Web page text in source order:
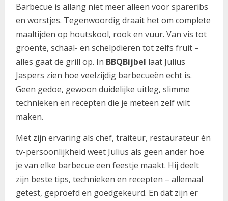
Barbecue is allang niet meer alleen voor spareribs
en worstjes. Tegenwoordig draait het om complete
maaltijden op houtskool, rook en vuur. Van vis tot
groente, schaal- en schelpdieren tot zelfs fruit –
alles gaat de grill op. In BBQBijbel laat Julius
Jaspers zien hoe veelzijdig barbecueën echt is.
Geen gedoe, gewoon duidelijke uitleg, slimme
technieken en recepten die je meteen zelf wilt
maken.
Met zijn ervaring als chef, traiteur, restaurateur én
tv-persoonlijkheid weet Julius als geen ander hoe
je van elke barbecue een feestje maakt. Hij deelt
zijn beste tips, technieken en recepten – allemaal
getest, geproefd en goedgekeurd. En dat zijn er